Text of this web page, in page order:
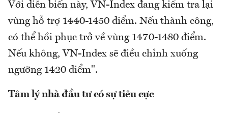
Với diễn biến này, VN-Index đang kiểm tra lại
vùng hỗ trợ 1440-1450 điểm. Nếu thành công,
có thể hồi phục trở về vùng 1470-1480 điểm.
Nếu không, VN-Index sẽ điều chỉnh xuống
ngưỡng 1420 điểm".
Tâm lý nhà đầu tư có sự tiêu cực